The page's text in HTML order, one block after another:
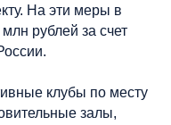
На эти меры в
рублей за счет
клубы по месту
залы,